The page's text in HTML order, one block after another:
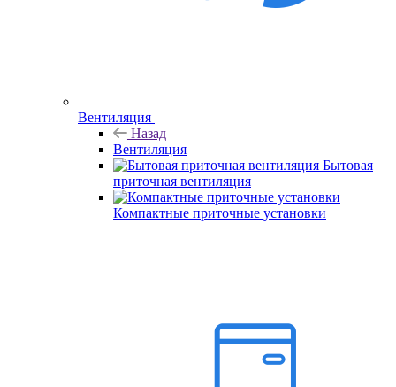
Вентиляция
Назад
Вентиляция
Бытовая
приточная вентиляция
Компактные приточные установки